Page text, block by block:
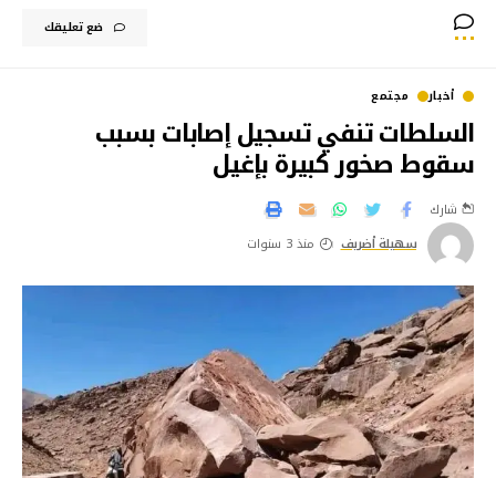
ضع تعليقك
أخبار مجتمع
السلطات تنفي تسجيل إصابات بسبب
سقوط صخور كبيرة بإغيل
سهيلة أضريف منذ 3 سنوات
شارك